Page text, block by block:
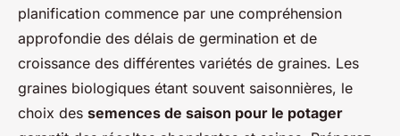
planification commence par une compréhension
approfondie des délais de germination et de
croissance des différentes variétés de graines. Les
graines biologiques étant souvent saisonnières, le
choix des semences de saison pour le potager